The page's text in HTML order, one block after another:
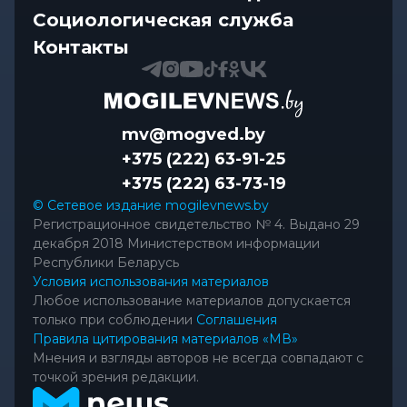
подъема, чем они полезны в...
Социологическая служба
Контакты
mv@mogved.by
+375 (222) 63-91-25
+375 (222) 63-73-19
© Сетевое издание mogilevnews.by
Регистрационное свидетельство № 4. Выдано 29
декабря 2018 Министерством информации
Республики Беларусь
Условия использования материалов
Любое использование материалов допускается
только при соблюдении Соглашения
Правила цитирования материалов «МВ»
Мнения и взгляды авторов не всегда совпадают с
точкой зрения редакции.